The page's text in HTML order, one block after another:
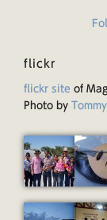
flickr
flickr site of
Photo by